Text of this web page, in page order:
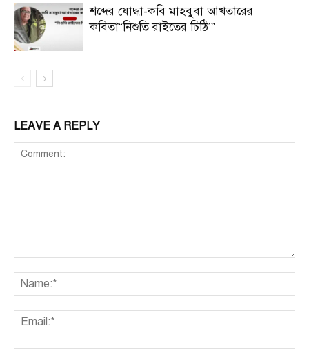
শব্দের যোদ্ধা-কবি মাহবুবা আখতারের
কবিতা“নিশুতি রাইতের চিঠি’”
LEAVE A REPLY